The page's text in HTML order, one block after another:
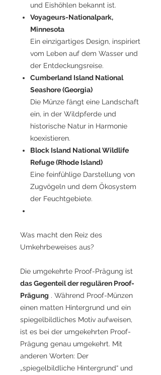
und Eishöhlen bekannt ist.
Voyageurs-Nationalpark,
Minnesota
Ein einzigartiges Design, inspiriert
vom Leben auf dem Wasser und
der Entdeckungsreise.
Cumberland Island National
Seashore (Georgia)
Die Münze fängt eine Landschaft
ein, in der Wildpferde und
historische Natur in Harmonie
koexistieren.
Block Island National Wildlife
Refuge (Rhode Island)
Eine feinfühlige Darstellung von
Zugvögeln und dem Ökosystem
der Feuchtgebiete.
Was macht den Reiz des
Umkehrbeweises aus?
Die umgekehrte Proof-Prägung ist
das Gegenteil der regulären Proof-
Prägung . Während Proof-Münzen
einen matten Hintergrund und ein
spiegelbildliches Motiv aufweisen,
ist es bei der umgekehrten Proof-
Prägung genau umgekehrt. Mit
anderen Worten: Der
„spiegelbildliche Hintergrund“ und